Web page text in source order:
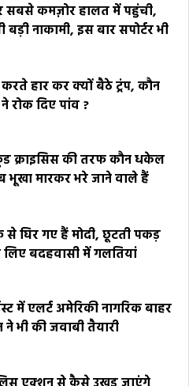
सबसे कमज़ोर हालत में पहुंची,
बड़ी नाकामी, इस बार सपोर्टर भी
हार कर क्यों बैठे ट्रंप, कौन
रोक दिए पांव ?
क्राइसिस की तरफ कौन धकेल
भूखा मारकर भरे जाने वाले हैं
घिर गए हैं मोदी, छूटती पकड़
बदहवासी में गलतियां
में एलर्ट अमेरिकी नागरिक बाहर
ने भी की जवाबी तैयारी